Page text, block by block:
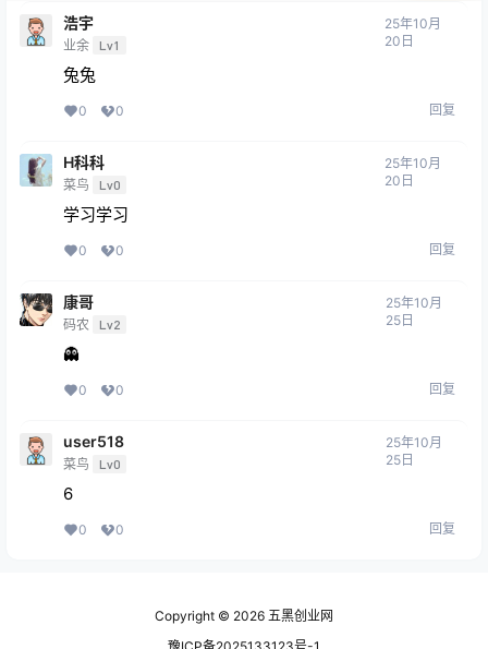
浩宇
业余 Lv1
25年10月
20日
兔兔
0 0 回复
H科科
菜鸟 Lv0
25年10月
20日
学习学习
0 0 回复
康哥
码农 Lv2
25年10月
25日
👻
0 0 回复
user518
菜鸟 Lv0
25年10月
25日
6
0 0 回复
Copyright © 2026 五黑创业网